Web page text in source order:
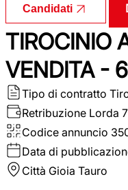
Candidati
TIROCINIO
VENDITA -
Tipo di contratto
Retribuzione Lorda
Codice annuncio
Data di
Città Gioia Tauro